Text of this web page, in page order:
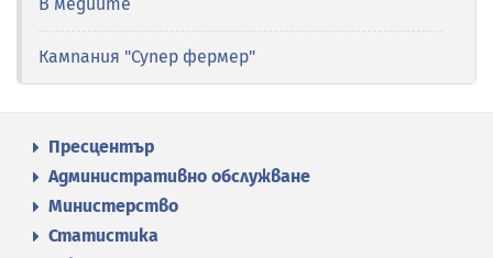
Кампания "Супер фермер"
Пресцентър
Административно обслужване
Министерство
Статистика